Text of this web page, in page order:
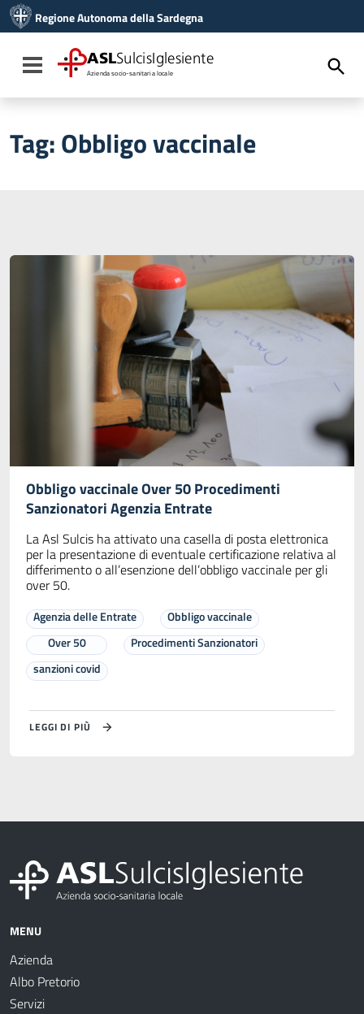
Vai al menu di navigazione
Vai al footer
Regione Autonoma della Sardegna
Toggle navigation
ASLSulcisIglesiente
Azienda socio-sanitaria locale
Tag:Obbligo vaccinale
Obbligo vaccinale Over 50 Procedimenti
Sanzionatori Agenzia Entrate
La Asl Sulcis ha attivato una casella di posta elettronica
per la presentazione di eventuale certificazione relativa al
differimento o all’esenzione dell’obbligo vaccinale per gli
over 50.
Agenzia delle Entrate
Obbligo vaccinale
Over 50
Procedimenti Sanzionatori
sanzioni covid
LEGGI DI PIÙ
MENU
Azienda
Albo Pretorio
Servizi